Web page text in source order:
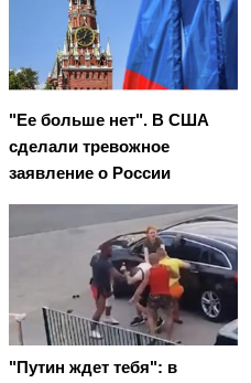
"Ее больше нет". В США
сделали тревожное
заявление о России
"Путин ждет тебя": в